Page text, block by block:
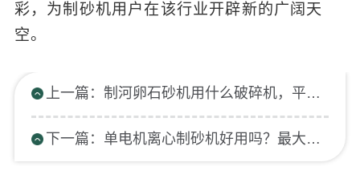
彩，为制砂机用户在该行业开辟新的广阔天
空。
上一篇：制河卵石砂机用什么破碎机，平均每小时多少吨
下一篇：单电机离心制砂机好用吗？最大产量是多少？